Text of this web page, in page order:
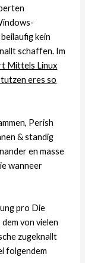
kein
schaffen. Im
Mittels Linux
eres so
Perish
& standig
en masse
wanneer
pro Die
von vielen
zugeknallt
folgendem